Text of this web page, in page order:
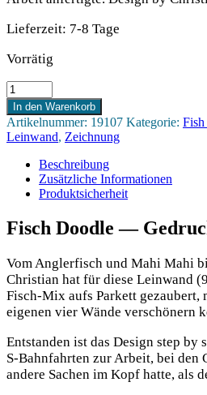
Lieferzeit: 7-8 Tage
Vorrätig
Fisch
Doodle
Menge
In den Warenkorb
Artikelnummer: 19107 Kategorie:
Leinwand, Zeichnung
Beschreibung
Zusätzliche Informationen
Produktsicherheit
Fisch Doodle —
Vom Ang­ler­fisch und Mahi Mahi
Chris­ti­an hat für die­se Lein­wand
Fisch-Mix aufs Par­kett gezau­bert,
eige­nen vier Wän­de ver­schö­nern
Ent­stan­den ist das Design step by
S‑Bahnfahrten zur Arbeit, bei
ande­re Sachen im Kopf hat­te, als